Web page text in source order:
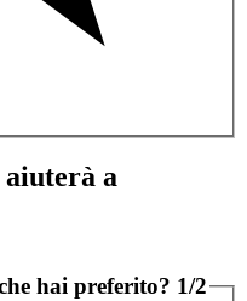
a
hai preferito? 1/2